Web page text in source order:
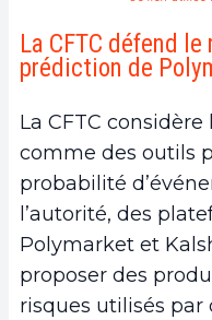
La CFTC défend
prédiction de
La CFTC
comme des outils
probabilité
l’autorité, des
Polymarket et
proposer des
risques utilisés par